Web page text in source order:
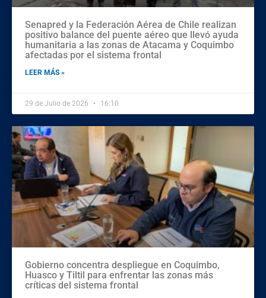
Senapred y la Federación Aérea de Chile realizan
positivo balance del puente aéreo que llevó ayuda
humanitaria a las zonas de Atacama y Coquimbo
afectadas por el sistema frontal
LEER MÁS »
29 de Julio de 2026 16:10
Gobierno concentra despliegue en Coquimbo,
Huasco y Tiltil para enfrentar las zonas más
críticas del sistema frontal